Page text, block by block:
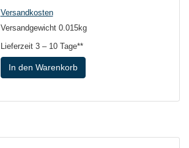
Versandkosten
Versandgewicht 0.015kg
Lieferzeit 3 – 10 Tage**
In den Warenkorb